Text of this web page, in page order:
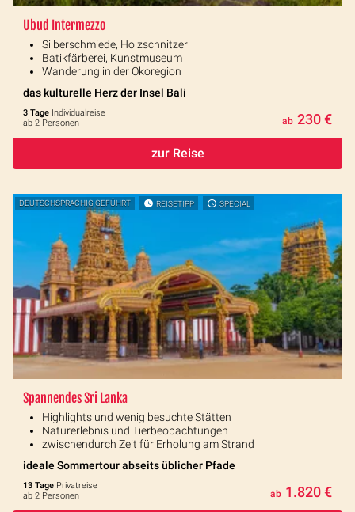
Ubud Intermezzo
Silberschmiede, Holzschnitzer
Batikfärberei, Kunstmuseum
Wanderung in der Ökoregion
das kulturelle Herz der Insel Bali
3 Tage Individualreise
ab 2 Personen
ab 230 €
zur Reise
DEUTSCHSPRACHIG GEFÜHRT REISETIPP SPECIAL
Spannendes Sri Lanka
Highlights und wenig besuchte Stätten
Naturerlebnis und Tierbeobachtungen
zwischendurch Zeit für Erholung am Strand
ideale Sommertour abseits üblicher Pfade
13 Tage Privatreise
ab 2 Personen
ab 1.820 €